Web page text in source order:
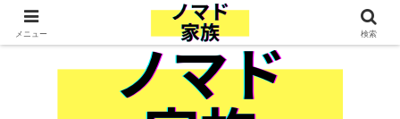
家族で目指す海外移住
メニュー 検索